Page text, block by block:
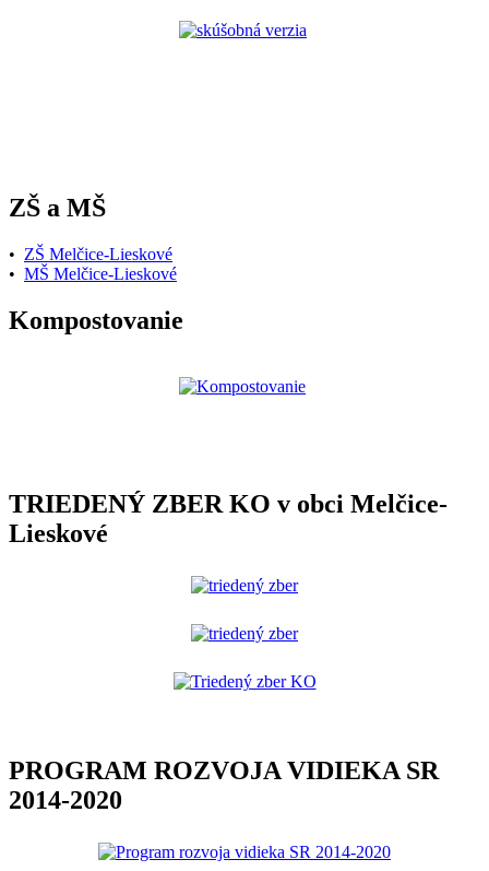
ZŠ a MŠ
• ZŠ Melčice-Lieskové
• MŠ Melčice-Lieskové
Kompostovanie
TRIEDENÝ ZBER KO v obci Melčice-
Lieskové
PROGRAM ROZVOJA VIDIEKA SR
2014-2020